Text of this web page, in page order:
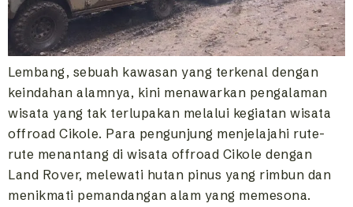
Lembang, sebuah kawasan yang terkenal dengan
keindahan alamnya, kini menawarkan pengalaman
wisata yang tak terlupakan melalui kegiatan wisata
offroad Cikole. Para pengunjung menjelajahi rute-
rute menantang di wisata offroad Cikole dengan
Land Rover, melewati hutan pinus yang rimbun dan
menikmati pemandangan alam yang memesona.